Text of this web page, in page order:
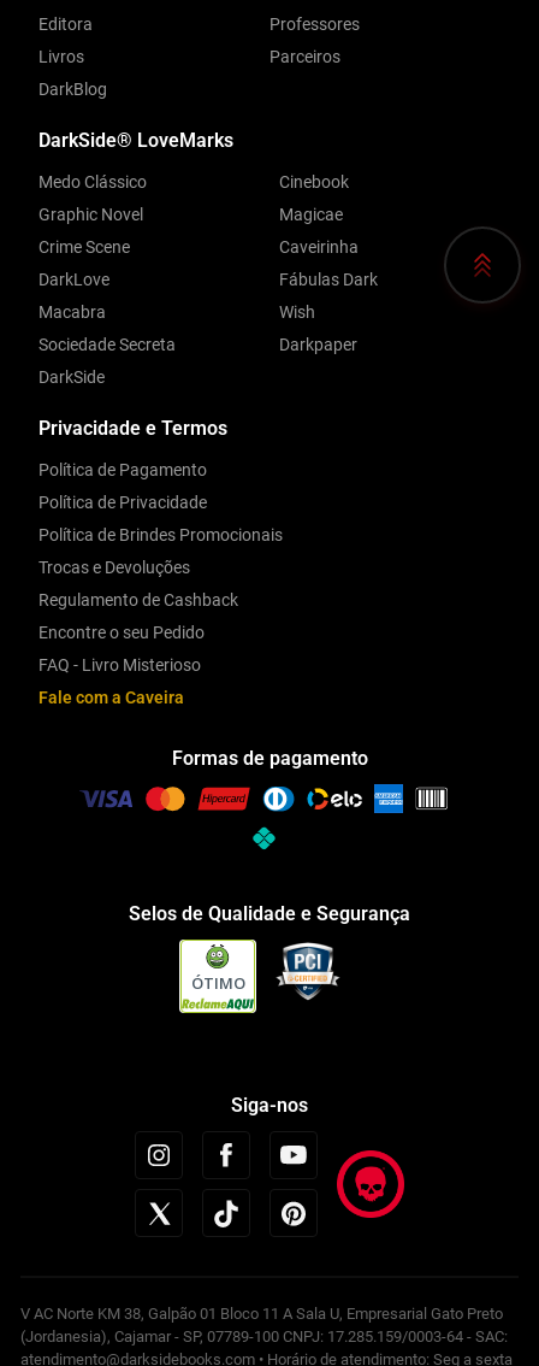
Privacidade e Termos
Política de Pagamento
Política de Privacidade
Política de Brindes Promocionais
Trocas e Devoluções
Regulamento de Cashback
Encontre o seu Pedido
FAQ - Livro Misterioso
Fale com a Caveira
Editora
Livros
DarkBlog
Professores
Parceiros
DarkSide® LoveMarks
Medo Clássico
Graphic Novel
Crime Scene
DarkLove
Macabra
Sociedade Secreta
DarkSide
Cinebook
Magicae
Caveirinha
Fábulas Dark
Wish
Darkpaper
Formas de pagamento
Selos de Qualidade e Segurança
ÓTIMO
Siga-nos
V AC Norte KM 38, Galpão 01 Bloco 11 A Sala U, Empresarial Gato Preto
(Jordanesia), Cajamar - SP, 07789-100 CNPJ: 17.285.159/0003-64 - SAC:
atendimento@darksidebooks.com • Horário de atendimento: Seg a sexta